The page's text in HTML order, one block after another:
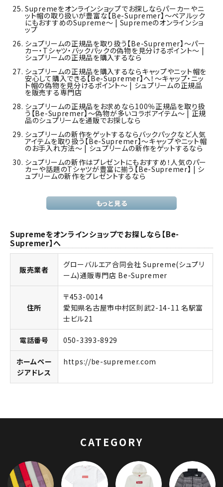
キーワードから探す
人気ワード 2026SS 2025AW 2025SS
Tシャツ・ロングスリーブ
ショルダー・ウエストバッグ
ボックスロゴ
Supremeをオンラインショップでお探しならパーカーやニ
ット帽の取り扱いが豊富な【Be-Supremer】～ペアルック
にもおすすめのSupreme～ | Supremeのオンラインショ
ップ
シュプリームの正規品を取り扱う【Be-Supremer】～パー
カー・Tシャツ・バックパックの偽物を見分けるポイント～ |
シュプリームの正規品を購入するなら
シュプリームの正規品を購入するならキャップやニット帽を
安心して購入できる【Be-Supremer】へ！～キャップ・ニッ
ト帽の偽物を見分けるポイント～ | シュプリームの正規品
を販売する専門店
シュプリームの正規品をお求めなら100％正規品を取り扱
う【Be-Supremer】～偽物が多いコラボアイテム～ | 正規
品のシュプリームを通販でお探しなら
シュプリームの新作をゲットするならバックパックなど人気
アイテムを取り扱う【Be-Supremer】～キャップやニット帽
のお手入れ方法～ | シュプリームの新作をゲットするなら
シュプリームの新作はプレゼントにもおすすめ！人気のパー
カーや話題のTシャツが豊富に揃う【Be-Supremer】 | シ
ュプリームの新作をプレゼントするなら
もっと見る
Supremeをオンラインショップでお探しなら【Be-
Supremer】へ
販売業者
グローバルエア合同会社 Supreme(シュプリ
ーム)通販専門店 Be-Supremer
住所
〒453-0014
愛知県名古屋市中村区則武2-14-11 名駅富
士ビル21
電話番号 050-3393-8929
ホームペー
ジアドレス
https://be-supremer.com
CATEGORY